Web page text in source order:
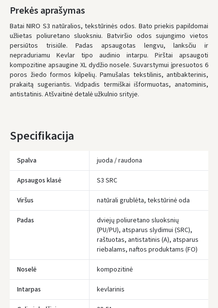
UŽSAKYMUS NUO
IKI NEMOKAMO PRISTATYMO TRŪKSTA:
* Pristatymo terminai yra preliminarūs ir gali priklausyti nuo kurjerių
užimtumo.
Prekės aprašymas
Batai NIRO S3 natūralios, tekstūrinės odos. Bato priekis papildomai
užlietas poliuretano sluoksniu. Batviršio odos sujungimo vietos
persiūtos trisiūle. Padas apsaugotas lengvu, lanksčiu ir
nepraduriamu Kevlar tipo audinio intarpu. Pirštai apsaugoti
kompozitine apsaugine XL dydžio nosele. Suvarstymui įpresuotos 6
poros žiedo formos kilpelių. Pamušalas tekstilinis, antibakterinis,
prakaitą sugeriantis. Vidpadis termiškai išformuotas, anatominis,
antistatinis. Atšvaitinė detalė užkulnio srityje.
Specifikacija
Spalva juoda / raudona
Apsaugos klasė S3 SRC
Viršus natūrali grublėta, tekstūrinė oda
Padas
dviejų poliuretano sluoksnių
(PU/PU), atsparus slydimui (SRC),
raštuotas, antistatinis (A), atsparus
riebalams, naftos produktams (FO)
Noselė kompozitinė
Intarpas kevlarinis
Įvertinimas: